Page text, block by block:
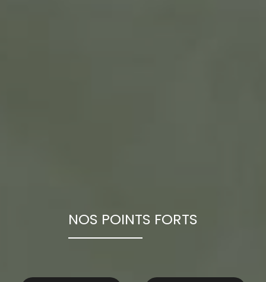
NOS POINTS FORTS